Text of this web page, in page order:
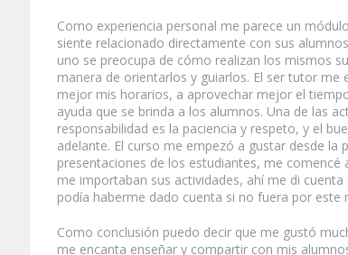
Como experiencia personal me parece un
siente relacionado directamente con sus
uno se preocupa de cómo realizan los mismos
manera de orientarlos y guiarlos. El ser tutor
mejor mis horarios, a aprovechar mejor el
ayuda que se brinda a los alumnos. Una de las
responsabilidad es la paciencia y respeto, y el
adelante. El curso me empezó a gustar desde
presentaciones de los estudiantes, me
me importaban sus actividades, ahí me di
podía haberme dado cuenta si no fuera por
Como conclusión puedo decir que me gustó
me encanta enseñar y compartir con mis